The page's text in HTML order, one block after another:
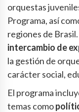
orquestas
Programa, así
regiones de
intercambio de
la gestión de
carácter social,
El programa
temas como